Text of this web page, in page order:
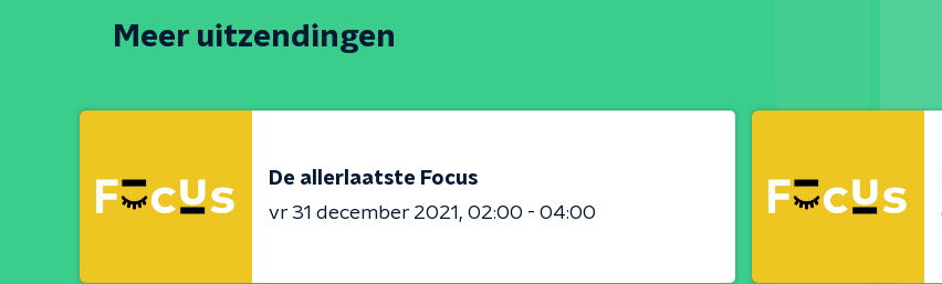
Meer uitzendingen
De allerlaatste Focus
vr 31 december 2021
02:00 - 04:00